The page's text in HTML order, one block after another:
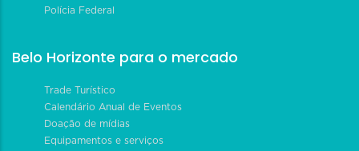
Polícia Federal
Belo Horizonte para o mercado
Trade Turístico
Calendário Anual de Eventos
Doação de mídias
Equipamentos e serviços